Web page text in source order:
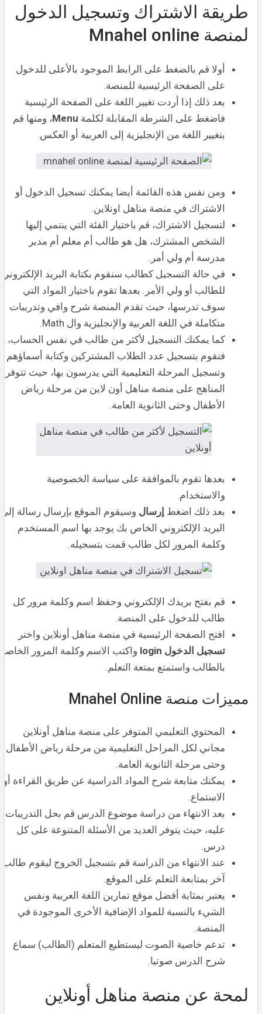
طريقة الاشتراك وتسجيل الدخول
لمنصة Mnahel online
أولا قم بالضغط على الرابط الموجود بالأعلى للدخول
على الصفحة الرئيسية للمنصة.
بعد ذلك إذا أردت تغيير اللغة على الصفحة الرئيسية
فاضغط على الشرطة المقابلة لكلمة Menu، ومنها قم
بتغيير اللغة من الإنجليزية إلى العربية أو العكس.
ومن نفس هذه القائمة أيضا يمكنك تسجيل الدخول أو
الاشتراك في منصة مناهل اونلاين.
لتسجيل الاشتراك، قم باختيار الفئة التي ينتمي إليها
الشخص المشترك، هل هو طالب أم معلم أم مدير
مدرسة أم ولي أمر.
في حالة التسجيل كطالب سنقوم بكتابة البريد الإلكتروني
للطالب أو ولي الأمر. بعدها تقوم باختيار المواد التي
سوف تدرسها، حيث تقدم المنصة شرح وافي وتدريبات
متكاملة في اللغة العربية والإنجليزية وال Math.
كما يمكنك التسجيل لأكثر من طالب في نفس الحساب،
فتقوم بتسجيل عدد الطلاب المشتركين وكتابة أسماؤهم
وتسجيل المرحلة التعليمية التي يدرسون بها، حيث تتوفر
المناهج على منصة مناهل أون لاين من مرحلة رياض
الأطفال وحتى الثانوية العامة.
بعدها تقوم بالموافقة على سياسة الخصوصية
والاستخدام.
بعد ذلك اضغط إرسال وسيقوم الموقع بإرسال رسالة إلى
البريد الإلكتروني الخاص بك يوجد بها اسم المستخدم
وكلمة المرور لكل طالب قمت بتسجيله.
قم بفتح بريدك الإلكتروني وحفظ اسم وكلمة مرور كل
طالب للدخول على المنصة.
افتح الصفحة الرئيسية في منصة مناهل أونلاين واختر
تسجيل الدخول login
واكتب الاسم وكلمة المرور الخاصة
بالطالب واستمتع بمتعة التعلم.
مميزات منصة Mnahel Online
المحتوي التعليمي المتوفر على منصة مناهل أونلاين
مجاني لكل المراحل التعليمية من مرحلة رياض الأطفال
وحتى مرحلة الثانوية العامة.
يمكنك متابعة شرح المواد الدراسية عن طريق القراءة أو
الاستماع.
بعد الانتهاء من دراسة موضوع الدرس قم بحل التدريبات
عليه، حيث يتوفر العديد من الأسئلة المتنوعة على كل
درس.
عند الانتهاء من الدراسة قم بتسجيل الخروج ليقوم طالب
آخر بمتابعة التعلم على الموقع.
يعتبر بمثابة أفضل موقع تمارين اللغة العربية ونفس
الشيء بالنسبة للمواد الإضافية الأخرى الموجودة في
المنصة.
تدعم خاصية الصوت ليستطيع المتعلم (الطالب) سماع
شرح الدرس صوتيا.
لمحة عن منصة مناهل أونلاين